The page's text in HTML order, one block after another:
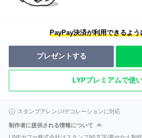
PayPay決済が利用できるよう
プレゼントする
LYPプレミアムで使
スタンプアレンジ/デコレーションに対応
制作者に提供される情報について